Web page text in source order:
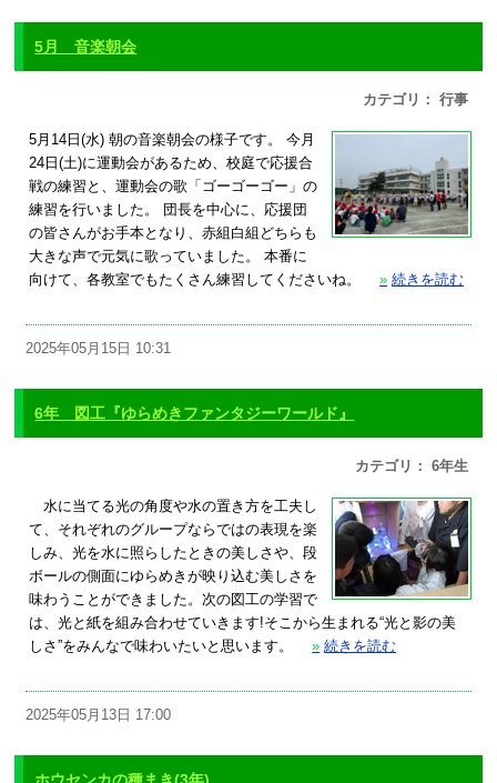
5月 音楽朝会
カテゴリ： 行事
5月14日(水) 朝の音楽朝会の様子です。 今月
24日(土)に運動会があるため、校庭で応援合
戦の練習と、運動会の歌「ゴーゴーゴー」の
練習を行いました。 団長を中心に、応援団
の皆さんがお手本となり、赤組白組どちらも
大きな声で元気に歌っていました。 本番に
向けて、各教室でもたくさん練習してくださいね。
» 続きを読む
2025年05月15日 10:31
6年 図工『ゆらめきファンタジーワールド』
カテゴリ： 6年生
水に当てる光の角度や水の置き方を工夫し
て、それぞれのグループならではの表現を楽
しみ、光を水に照らしたときの美しさや、段
ボールの側面にゆらめきが映り込む美しさを
味わうことができました。次の図工の学習で
は、光と紙を組み合わせていきます!そこから生まれる“光と影の美
しさ”をみんなで味わいたいと思います。
» 続きを読む
2025年05月13日 17:00